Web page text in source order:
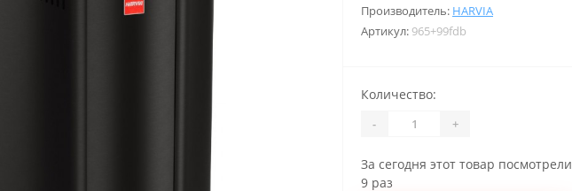
Производитель: HARVIA
Артикул: 965+99fdb
Количество:
- +
За сегодня этот товар посмотрели
9 раз